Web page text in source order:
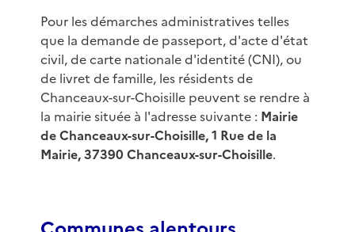
Pour les démarches administratives telles
que la demande de passeport, d'acte d'état
civil, de carte nationale d'identité (CNI), ou
de livret de famille, les résidents de
Chanceaux-sur-Choisille peuvent se rendre à
la mairie située à l'adresse suivante : Mairie
de Chanceaux-sur-Choisille, 1 Rue de la
Mairie, 37390 Chanceaux-sur-Choisille.